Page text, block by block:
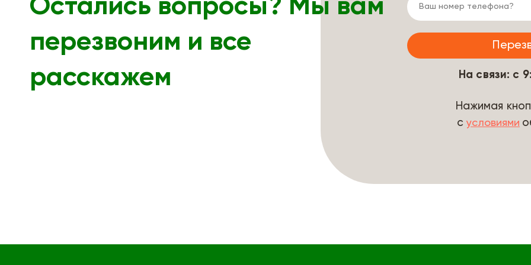
Остались вопросы? Мы вам
перезвоним и все
расскажем
На связи: с
Нажимая
с условиями